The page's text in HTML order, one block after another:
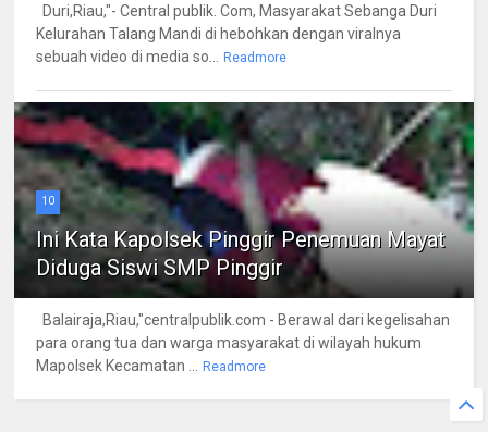
Duri,Riau,"- Central publik. Com, Masyarakat Sebanga Duri
Kelurahan Talang Mandi di hebohkan dengan viralnya
sebuah video di media so...
Readmore
10
Ini Kata Kapolsek Pinggir Penemuan Mayat
Diduga Siswi SMP Pinggir
Balairaja,Riau,"centralpublik.com - Berawal dari kegelisahan
para orang tua dan warga masyarakat di wilayah hukum
Mapolsek Kecamatan ...
Readmore